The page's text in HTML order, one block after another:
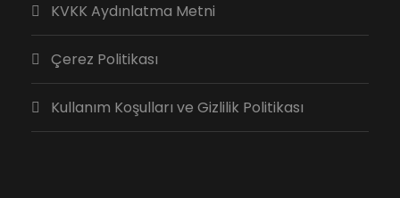
KVKK Aydınlatma Metni
Çerez Politikası
Kullanım Koşulları ve Gizlilik Politikası